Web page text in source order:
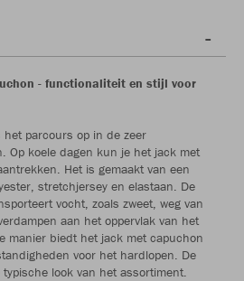
- functionaliteit en stijl voor
parcours op in de zeer
Op koele dagen kun je het jack met
Het is gemaakt van een
stretchjersey en elastaan. De
vocht, zoals zweet, weg van
aan het oppervlak van het
manier biedt het jack met capuchon
voor het hardlopen. De
look van het assortiment.